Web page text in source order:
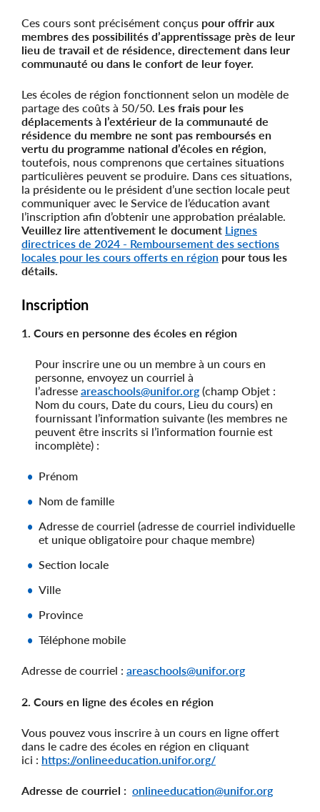
Ces cours sont précisément conçus pour offrir aux
membres des possibilités d’apprentissage près de leur
lieu de travail et de résidence, directement dans leur
communauté ou dans le confort de leur foyer.
Les écoles de région fonctionnent selon un modèle de
partage des coûts à 50/50. Les frais pour les
déplacements à l’extérieur de la communauté de
résidence du membre ne sont pas remboursés en
vertu du programme national d’écoles en région,
toutefois, nous comprenons que certaines situations
particulières peuvent se produire. Dans ces situations,
la présidente ou le président d’une section locale peut
communiquer avec le Service de l’éducation avant
l’inscription afin d’obtenir une approbation préalable.
Veuillez lire attentivement le document Lignes
directrices de 2024 - Remboursement des sections
locales pour les cours offerts en région pour tous les
détails.
Inscription
1. Cours en personne des écoles en région
Pour inscrire une ou un membre à un cours en
personne, envoyez un courriel à
l’adresse areaschools@unifor.org(champ Objet :
Nom du cours, Date du cours, Lieu du cours) en
fournissant l’information suivante (les membres ne
peuvent être inscrits si l’information fournie est
incomplète) :
Prénom
Nom de famille
Adresse de courriel (adresse de courriel individuelle
et unique obligatoire pour chaque membre)
Section locale
Ville
Province
Téléphone mobile
Adresse de courriel : areaschools@unifor.org
2. Cours en ligne des écoles en région
Vous pouvez vous inscrire à un cours en ligne offert
dans le cadre des écoles en région en cliquant
ici : https://onlineeducation.unifor.org/
Adresse de courriel : onlineeducation@unifor.org